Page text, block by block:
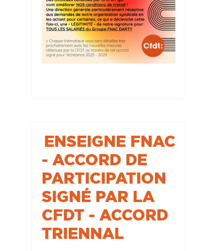
ENSEIGNE FNAC
- ACCORD DE
PARTICIPATION
SIGNÉ PAR LA
CFDT - ACCORD
TRIENNAL